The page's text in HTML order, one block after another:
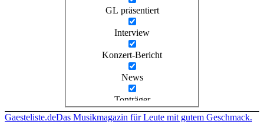
GL präsentiert
Interview
Konzert-Bericht
News
Tonträger
Gaesteliste.deDas Musikmagazin für Leute mit gutem Geschmack.